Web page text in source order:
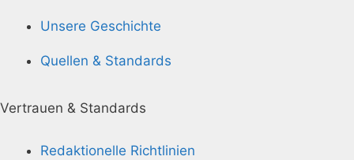
Unsere Geschichte
Quellen & Standards
Vertrauen & Standards
Redaktionelle Richtlinien